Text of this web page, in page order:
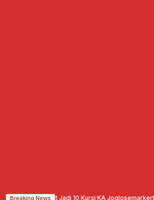
Breaking News
Target Jadi 10 Kursi ·KA Joglosemarkerto,